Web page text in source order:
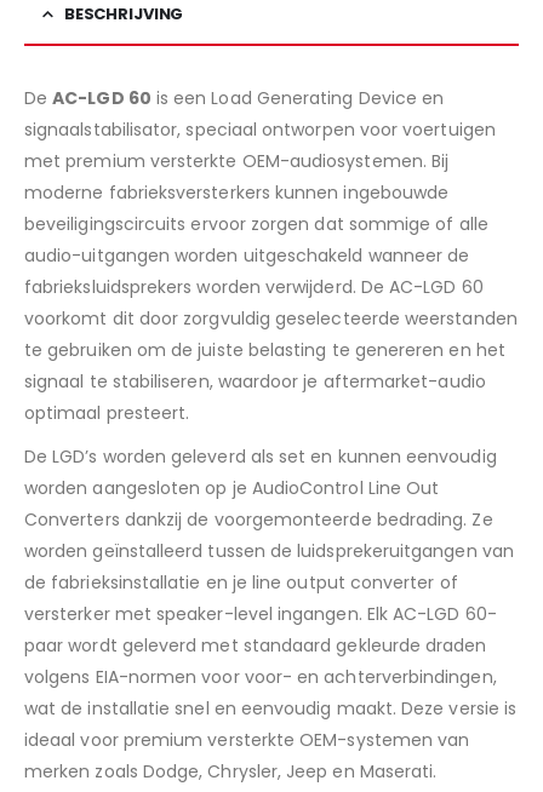
BESCHRIJVING
DeAC-LGD 60 is een Load Generating Device en
signaalstabilisator, speciaal ontworpen voor voertuigen
met premium versterkte OEM-audiosystemen. Bij
moderne fabrieksversterkers kunnen ingebouwde
beveiligingscircuits ervoor zorgen dat sommige of alle
audio-uitgangen worden uitgeschakeld wanneer de
fabrieksluidsprekers worden verwijderd. De AC-LGD 60
voorkomt dit door zorgvuldig geselecteerde weerstanden
te gebruiken om de juiste belasting te genereren en het
signaal te stabiliseren, waardoor je aftermarket-audio
optimaal presteert.
De LGD’s worden geleverd als set en kunnen eenvoudig
worden aangesloten op je AudioControl Line Out
Converters dankzij de voorgemonteerde bedrading. Ze
worden geïnstalleerd tussen de luidsprekeruitgangen van
de fabrieksinstallatie en je line output converter of
versterker met speaker-level ingangen. Elk AC-LGD 60-
paar wordt geleverd met standaard gekleurde draden
volgens EIA-normen voor voor- en achterverbindingen,
wat de installatie snel en eenvoudig maakt. Deze versie is
ideaal voor premium versterkte OEM-systemen van
merken zoals Dodge, Chrysler, Jeep en Maserati.